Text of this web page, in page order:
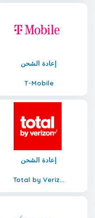
إعادة الشحن
T-Mobile
إعادة الشحن
Total by Veriz...